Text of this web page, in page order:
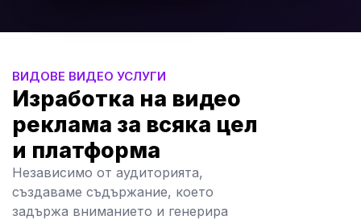
ВИДОВЕ ВИДЕО УСЛУГИ
Изработка на видео
реклама за всяка цел
и платформа
Независимо от аудиторията,
създаваме съдържание, което
задържа вниманието и генерира